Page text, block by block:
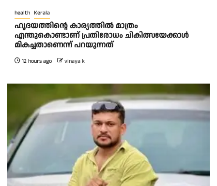
health Kerala
ഹൃദയത്തിന്റെ കാര്യത്തിൽ മാത്രം
എന്തുകൊണ്ടാണ് പ്രതിരോധം ചികിത്സയേക്കാൾ
മികച്ചതാണെന്ന് പറയുന്നത്
12 hours ago vinaya k